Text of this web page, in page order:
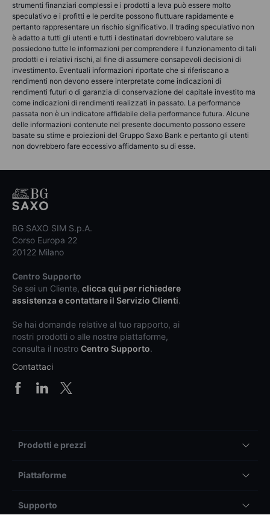
strumenti finanziari complessi e i prodotti a leva può essere molto
speculativo e i profitti e le perdite possono fluttuare rapidamente e
pertanto rappresentare un rischio significativo. Il trading speculativo non
è adatto a tutti gli utenti e tutti i destinatari dovrebbero valutare se
possiedono tutte le informazioni per comprendere il funzionamento di tali
prodotti e i relativi rischi, al fine di assumere consapevoli decisioni di
investimento. Eventuali informazioni riportate che si riferiscano a
rendimenti non devono essere interpretate come indicazioni di
rendimenti futuri o di garanzia di conservazione del capitale investito ma
come indicazioni di rendimenti realizzati in passato. La performance
passata non è un indicatore affidabile della performance futura. Alcune
delle informazioni contenute nel presente documento possono essere
basate su stime e proiezioni del Gruppo Saxo Bank e pertanto gli utenti
non dovrebbero fare eccessivo affidamento su di esse.
BG SAXO SIM S.p.A.
Corso Europa 22
20122 Milano
Centro Supporto
Se sei un Cliente, clicca qui per richiedere
assistenza e contattare il Servizio Clienti.
Se hai domande relative al tuo rapporto, ai
nostri prodotti o alle nostre piattaforme,
consulta il nostro Centro Supporto.
Contattaci
Prodotti e prezzi
Piattaforme
Supporto